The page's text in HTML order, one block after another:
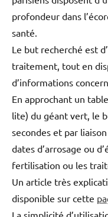
profondeur dans
santé.
Le but recherché est
traitement, tout en
d’informations
En approchant un
lite) du géant vert, le
secondes et par
dates d’arrosage ou
fertilisation ou les
Un article très
disponible sur cette
La simplicité